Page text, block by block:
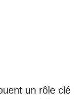
un rôle clé